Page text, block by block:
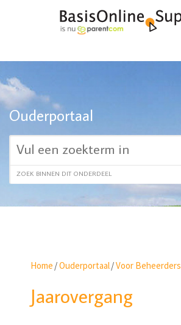
Ouderportaal
Home /Ouderportaal/Voor Beheerders
Jaarovergang